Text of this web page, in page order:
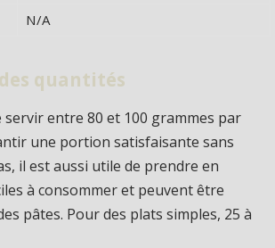
N/A
quantités
servir entre 80 et 100 grammes par
une portion satisfaisante sans
il est aussi utile de prendre en
à consommer et peuvent être
pâtes. Pour des plats simples, 25 à